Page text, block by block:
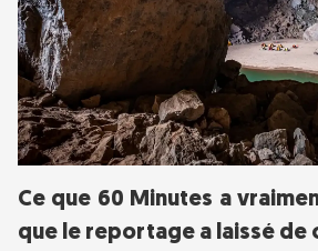
Ce que 60 Minutes a
que le reportage a laissé de